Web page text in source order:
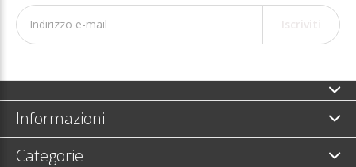
Informazioni
Categorie